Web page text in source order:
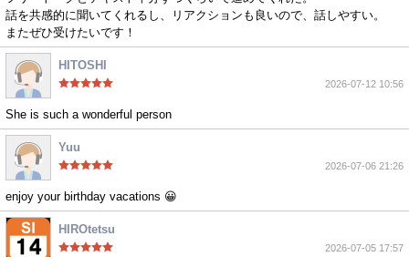
話を共感的に聞いてくれるし、リアクションも良いので、話しやすい。
またぜひ受けたいです！
HITOSHI
2026-07-12 10:56
She is such a wonderful person
Yuu
2026-07-06 21:26
enjoy your birthday vacations 😀
HIROtetsu
2026-07-05 17:57